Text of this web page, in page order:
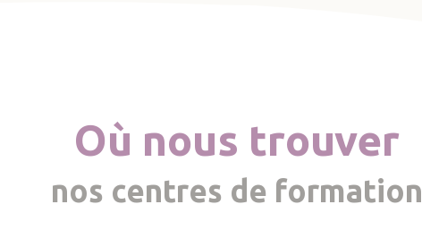
Où nous trouver
nos centres de formation